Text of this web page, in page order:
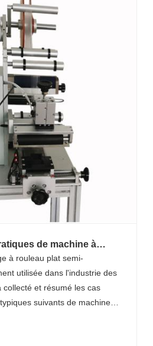
de machine à
plat semi-automatique
à rouleau plat semi-
utilisée dans l'industrie des
et résumé les cas
suivants de machine
et les déta......